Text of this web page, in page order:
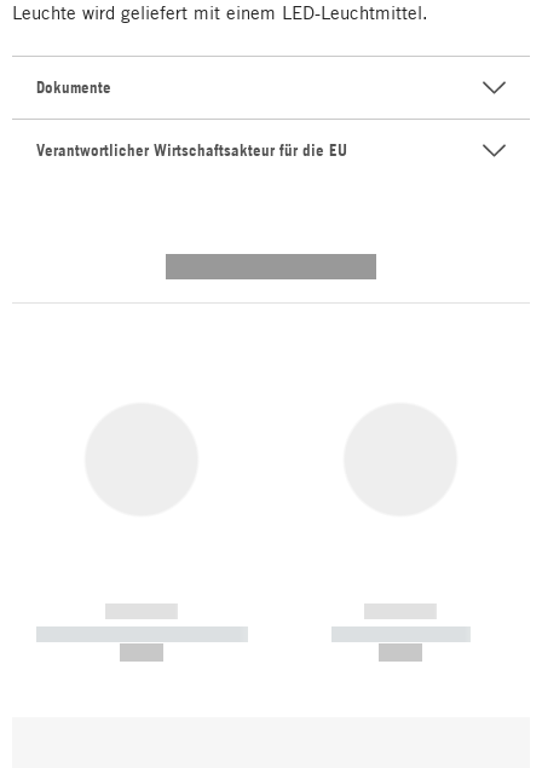
Leuchte wird geliefert mit einem LED-Leuchtmittel.
Dokumente
Verantwortlicher Wirtschaftsakteur für die EU
------------
----------- ----------- -----------
------------
----------- -----------